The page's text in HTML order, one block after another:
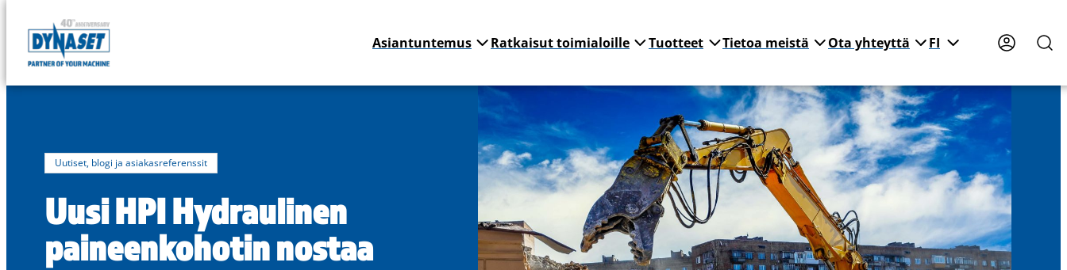
Siirry
DYNASET
Asiantuntemus Ratkaisut toimialoille Tuotteet Tietoa meistä Ota yhteyttä FI
Uutiset, blogi ja asiakasreferenssit
Uusi HPI Hydraulinen
paineenkohotin nostaa